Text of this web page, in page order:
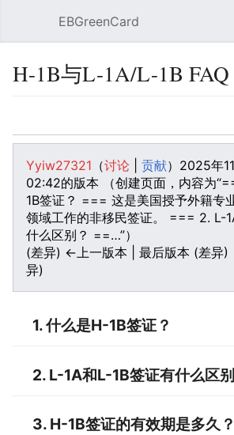
EBGreenCard
H-1B与L-1A/L-1B FAQ
Yyiw27321 （讨论 贡献） 2025年
02:42的版本
（创建页面，内容为
1B签证？ === 这是美国授予外籍专
领域工作的非移民签证。 === 2. L-
什么区别？ ==…”）
(差异) ←上一版本 | 最后版本 (差异
异)
1. 什么是H-1B签证？
2. L-1A和L-1B签证有什么区
3. H-1B签证的有效期是多久？